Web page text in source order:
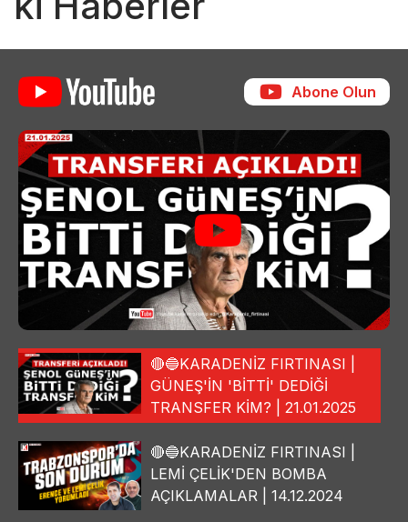
Abone Olun
🔴🔵KARADENİZ FIRTINASI |
GÜNEŞ'İN 'BİTTİ' DEDİĞİ
TRANSFER KİM? | 21.01.2025
🔴🔵KARADENİZ FIRTINASI |
LEMİ ÇELİK'DEN BOMBA
AÇIKLAMALAR | 14.12.2024